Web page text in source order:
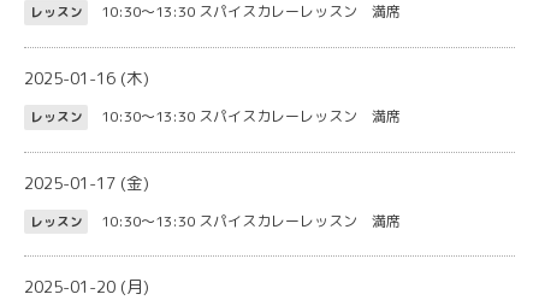
レッスン 10:30～13:30 スパイスカレーレッスン 満席
2025-01-16 (木)
レッスン 10:30～13:30 スパイスカレーレッスン 満席
2025-01-17 (金)
レッスン 10:30～13:30 スパイスカレーレッスン 満席
2025-01-20 (月)